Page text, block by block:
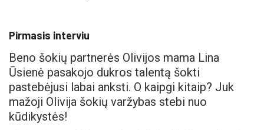
Pirmasis interviu
Beno šokių partnerės Olivijos mama Lina
Ūsienė pasakojo dukros talentą šokti
pastebėjusi labai anksti. O kaipgi kitaip? Juk
mažoji Olivija šokių varžybas stebi nuo
kūdikystės!